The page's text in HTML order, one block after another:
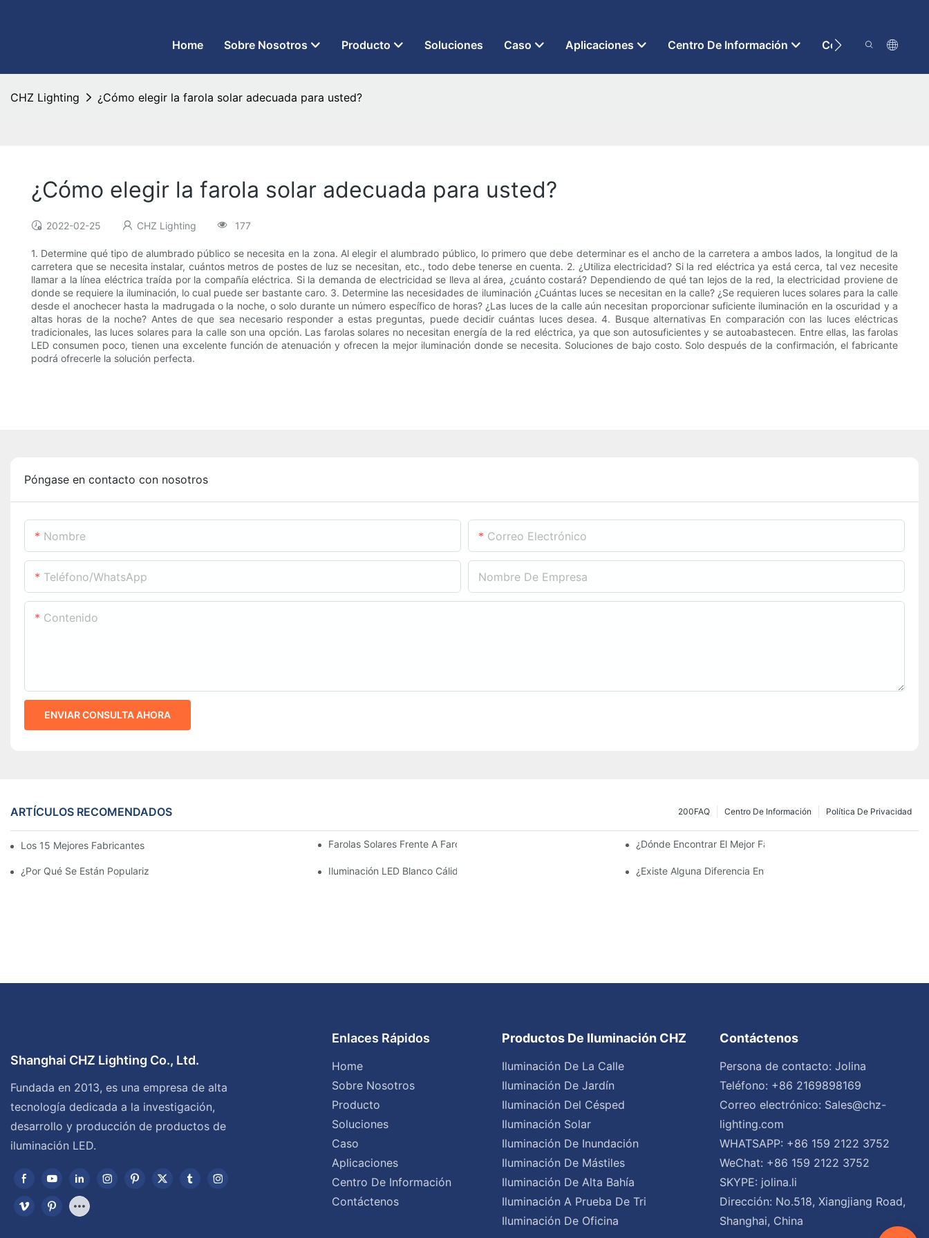
Home Sobre Nosotros Producto Soluciones Caso Aplicaciones Centro De Información Contáctenos
CHZ Lighting ¿Cómo elegir la farola solar adecuada para usted?
¿Cómo elegir la farola solar adecuada para usted?
2022-02-25 CHZ Lighting 177
1. Determine qué tipo de alumbrado público se necesita en la zona. Al elegir el alumbrado público, lo primero que debe determinar es el ancho de la carretera a ambos lados, la longitud de la
carretera que se necesita instalar, cuántos metros de postes de luz se necesitan, etc., todo debe tenerse en cuenta. 2. ¿Utiliza electricidad? Si la red eléctrica ya está cerca, tal vez necesite
llamar a la línea eléctrica traída por la compañía eléctrica. Si la demanda de electricidad se lleva al área, ¿cuánto costará? Dependiendo de qué tan lejos de la red, la electricidad proviene de
donde se requiere la iluminación, lo cual puede ser bastante caro. 3. Determine las necesidades de iluminación ¿Cuántas luces se necesitan en la calle? ¿Se requieren luces solares para la calle
desde el anochecer hasta la madrugada o la noche, o solo durante un número específico de horas? ¿Las luces de la calle aún necesitan proporcionar suficiente iluminación en la oscuridad y a
altas horas de la noche? Antes de que sea necesario responder a estas preguntas, puede decidir cuántas luces desea. 4. Busque alternativas En comparación con las luces eléctricas
tradicionales, las luces solares para la calle son una opción. Las farolas solares no necesitan energía de la red eléctrica, ya que son autosuficientes y se autoabastecen. Entre ellas, las farolas
LED consumen poco, tienen una excelente función de atenuación y ofrecen la mejor iluminación donde se necesita. Soluciones de bajo costo. Solo después de la confirmación, el fabricante
podrá ofrecerle la solución perfecta.
Póngase en contacto con nosotros
Nombre Correo Electrónico
Teléfono/WhatsApp Nombre De Empresa
Contenido
ENVIAR CONSULTA AHORA
ARTÍCULOS RECOMENDADOS Política De Privacidad
Centro De Información
200FAQ
Los 15 Mejores Fabricantes De Farolas Solares Del Mundo Farolas Solares Frente A Farolas Tradicionales: Coste, Retorno De La Inversión Y Eficiencia.¿Dónde Encontrar El Mejor Fabricante De Farolas Solares?
¿Por Qué Se Están Popularizando Las Farolas Solares? Iluminación LED Blanco Cálido Vs. Blanco Suave ¿Existe Alguna Diferencia Entre Las Luces Del Área De
Shanghai CHZ Lighting Co., Ltd.
Fundada en 2013, es una empresa de alta
tecnología dedicada a la investigación,
desarrollo y producción de productos de
iluminación LED.
Enlaces Rápidos
Home
Sobre Nosotros
Producto
Soluciones
Caso
Aplicaciones
Centro De Información
Contáctenos
Productos De Iluminación CHZ
Iluminación De La Calle
Iluminación De Jardín
Iluminación Del Césped
Iluminación Solar
Iluminación De Inundación
Iluminación De Mástiles
Iluminación De Alta Bahía
Iluminación A Prueba De Tri
Iluminación De Oficina
Contáctenos
Persona de contacto: Jolina
Teléfono: +86 2169898169
Correo electrónico: Sales@chz-
lighting.com
WHATSAPP: +86 159 2122 3752
WeChat: +86 159 2122 3752
SKYPE: jolina.li
Dirección: No.518, Xiangjiang Road,
Shanghai, China